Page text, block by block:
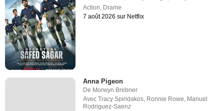
Action Drame
7 août 2026 sur Netflix
Anna Pigeon
De Morwyn Brebner
AvecTracy Spiridakos, Ronnie Rowe, Manuel
Rodriguez-Saenz